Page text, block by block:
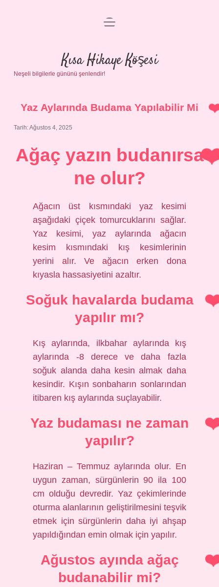
Anasayfa
Gizlilik Politikası
Yasal Uyarı
menüyü
Kısa Hikaye Köşesi
Neşeli bilgilerle gününü şenlendir!
Yaz Aylarında Budama Yapılabilir Mi
Tarih: Ağustos 4, 2025
Ağaç yazın budanırsa
ne olur?
Ağacın üst kısmındaki yaz kesimi
aşağıdaki çiçek tomurcuklarını sağlar.
Yaz kesimi, yaz aylarında ağacın
kesim kısmındaki kış kesimlerinin
yerini alır. Ve ağacın erken dona
kıyasla hassasiyetini azaltır.
Soğuk havalarda budama
yapılır mı?
Kış aylarında, ilkbahar aylarında kış
aylarında -8 derece ve daha fazla
soğuk alanda daha kesin almak daha
kesindir. Kışın sonbaharın sonlarından
itibaren kış aylarında suçlayabilir.
Yaz budaması ne zaman
yapılır?
Haziran – Temmuz aylarında olur. En
uygun zaman, sürgünlerin 90 ila 100
cm olduğu devredir. Yaz çekimlerinde
oturma alanlarının geliştirilmesini teşvik
etmek için sürgünlerin daha iyi ahşap
yapıldığından emin olmak için yapılır.
Ağustos ayında ağaç
budanabilir mi?